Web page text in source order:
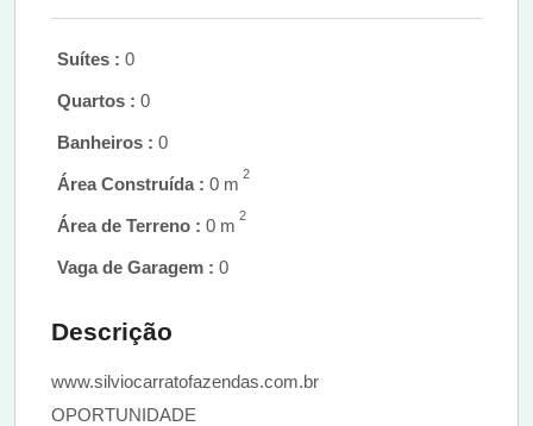
Suítes : 0
Quartos : 0
Banheiros : 0
Área Construída : 0 m 2
Área de Terreno : 0 m 2
Vaga de Garagem : 0
Descrição
www.silviocarratofazendas.com.br
OPORTUNIDADE